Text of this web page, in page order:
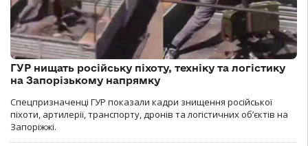
ГУР нищать російську піхоту, техніку та логістику
на Запорізькому напрямку
Спецпризначенці ГУР показали кадри знищення російської
піхоти, артилерії, транспорту, дронів та логістичних об’єктів на
Запоріжжі.